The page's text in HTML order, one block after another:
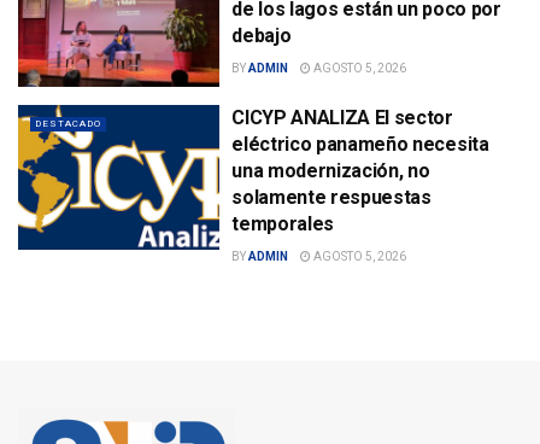
de los lagos están un poco por
debajo
BYADMIN AGOSTO 5, 2026
DESTACADO
CICYP ANALIZA El sector
eléctrico panameño necesita
una modernización, no
solamente respuestas
temporales
BYADMIN AGOSTO 5, 2026